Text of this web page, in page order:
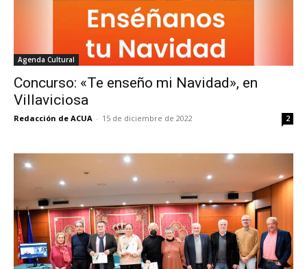
Agenda Cultural
Concurso: «Te enseño mi Navidad», en
Villaviciosa
Redacción de ACUA - 15 de diciembre de 2022 2